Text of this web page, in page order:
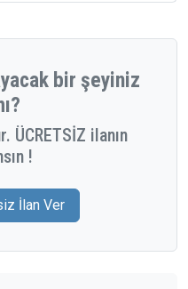
bir şeyiniz
ÜCRETSİZ ilanın
!
İlan Ver